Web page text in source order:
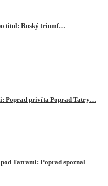
titul: Ruský triumf…
Poprad privíta Poprad Tatry…
Tatrami: Poprad spoznal